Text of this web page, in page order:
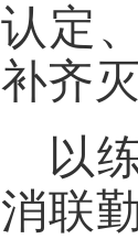
认定
补齐
以
消联